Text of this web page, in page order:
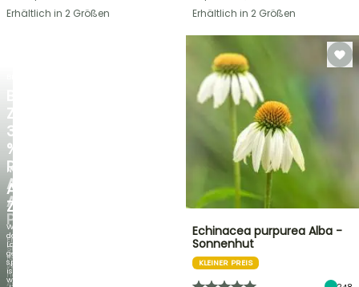
ZU
30
%
RABATT
AUF
AUSGEWÄHLTE
PFLANZEN!
Entdecken
Sie
jede
Woche
neue
Angebote
NEU
AGAPANTHUS
ZAMBEZI
Wenn
das
Laub
genauso
spektakulär
ist
wie
Erhältlich in 2 Größen
Erhältlich in 2 Größen
Echinacea purpurea Alba -
Sonnenhut
KLEINER PREIS